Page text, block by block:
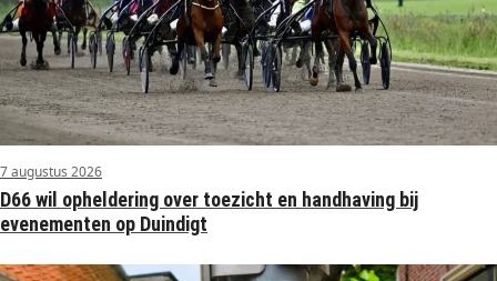
7 augustus 2026
D66 wil opheldering over toezicht en handhaving bij
evenementen op Duindigt